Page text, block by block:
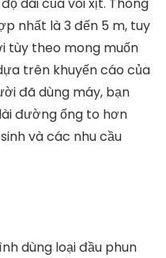
dài của vòi xịt. Thông
nhất là 3 đến 5 m, tuy
tùy theo mong muốn
trên khuyến cáo của
đã dùng máy, bạn
đường ống to hơn
và các nhu cầu
dùng loại đầu phun